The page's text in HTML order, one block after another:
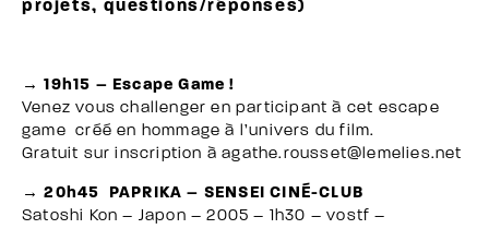
projets, questions/réponses)
→ 19h15 – Escape Game !
Venez vous challenger en participant à cet escape
game créé en hommage à l’univers du film.
Gratuit sur inscription à agathe.rousset@lemelies.net
→ 20h45 PAPRIKA – SENSEI CINÉ-CLUB
Satoshi Kon – Japon – 2005 – 1h30 – vostf –